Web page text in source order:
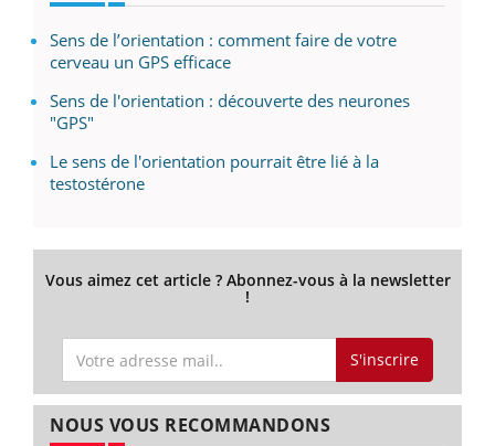
Sens de l’orientation : comment faire de votre
cerveau un GPS efficace
Sens de l'orientation : découverte des neurones
"GPS"
Le sens de l'orientation pourrait être lié à la
testostérone
Vous aimez cet article ? Abonnez-vous à la newsletter
!
S'inscrire
NOUS VOUS RECOMMANDONS